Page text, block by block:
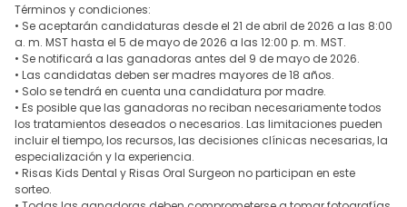
Términos y condiciones:
• Se aceptarán candidaturas desde el 21 de abril de 2026 a las 8:00
a. m. MST hasta el 5 de mayo de 2026 a las 12:00 p. m. MST.
• Se notificará a las ganadoras antes del 9 de mayo de 2026.
• Las candidatas deben ser madres mayores de 18 años.
• Solo se tendrá en cuenta una candidatura por madre.
• Es posible que las ganadoras no reciban necesariamente todos
los tratamientos deseados o necesarios. Las limitaciones pueden
incluir el tiempo, los recursos, las decisiones clínicas necesarias, la
especialización y la experiencia.
• Risas Kids Dental y Risas Oral Surgeon no participan en este
sorteo.